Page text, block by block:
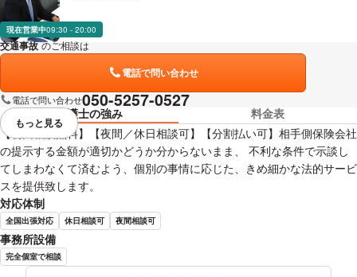
現在営業中09:30 - 20:00
交通事故 のご相談は
電話で問い合わせ
電話で問い合わせ050-5257-0527
弁護士の強み
料金表
【初回相談無料】【夜間／休日相談可】【分割払い可】相手側保険会社
の提示する金額が適切かどうか分からないまま、 不利な条件で示談し
てしまわなくて済むよう、個別の事情に応じた、きめ細かな法的サービ
スを提供致します。
対応体制
全国出張対応 休日相談可 夜間相談可
事務所設備
完全個室で相談
視覚的に省略されている要素を
もっと見る